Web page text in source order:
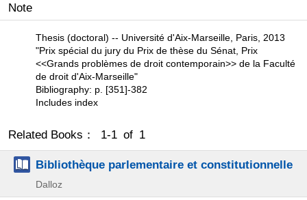
Note
Thesis (doctoral) -- Université d'Aix-Marseille, Paris, 2013
"Prix spécial du jury du Prix de thèse du Sénat, Prix
<<Grands problèmes de droit contemporain>> de la Faculté
de droit d'Aix-Marseille"
Bibliography: p. [351]-382
Includes index
Related Books： 1-1 of 1
Bibliothèque parlementaire et constitutionnelle
Dalloz